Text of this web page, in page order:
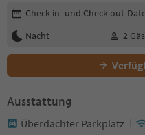
Buchungsdetails bearbeiten
Check-in- und Check-out-
Nacht
2
Ausstattung
Überdachter Parkplatz